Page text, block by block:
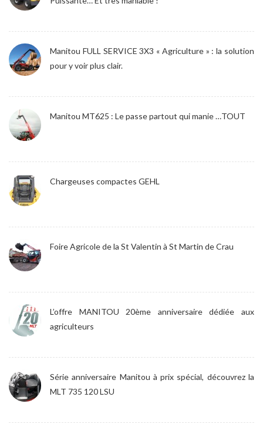
Manitou FULL SERVICE 3X3 « Agriculture » : la solution
pour y voir plus clair.
Manitou MT625 : Le passe partout qui manie …TOUT
Chargeuses compactes GEHL
Foire Agricole de la St Valentin à St Martin de Crau
L’offre MANITOU 20ème anniversaire dédiée aux
agriculteurs
Série anniversaire Manitou à prix spécial, découvrez la
MLT 735 120 LSU